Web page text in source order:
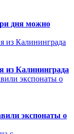
дня можно
из Калининграда
экспонаты о